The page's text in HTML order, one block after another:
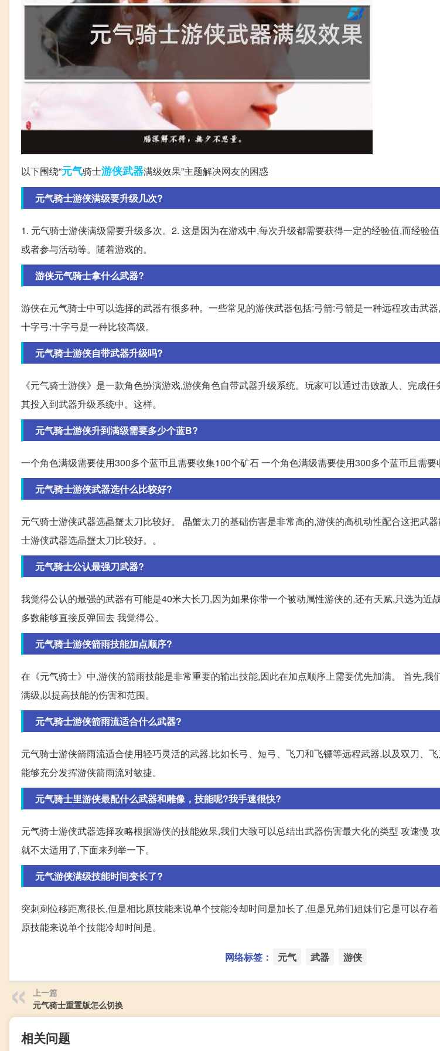
以下围绕“元气骑士游侠武器满级效果”主题解决网友的困惑
元气骑士游侠满级要升级几次?
1. 元气骑士游侠满级需要升级多次。2. 这是因为在游戏中,每次升级都需要获得一定的经验值,而经验
或者参与活动等。随着游戏的。
游侠元气骑士拿什么武器?
游侠在元气骑士中可以选择的武器有很多种。一些常见的游侠武器包括:弓箭:弓箭是一种远程攻击武器
十字弓:十字弓是一种比较高级。
元气骑士游侠自带武器升级吗?
《元气骑士游侠》是一款角色扮演游戏,游侠角色自带武器升级系统。玩家可以通过击败敌人、完成
其投入到武器升级系统中。这样。
元气骑士游侠升到满级需要多少个蓝B?
一个角色满级需要使用300多个蓝币且需要收集100个矿石 一个角色满级需要使用300多个蓝币且需
元气骑士游侠武器选什么比较好?
元气骑士游侠武器选晶蟹太刀比较好。 晶蟹太刀的基础伤害是非常高的,游侠的高机动性配合这把武
士游侠武器选晶蟹太刀比较好。。
元气骑士公认最强刀武器?
我觉得公认的最强的武器有可能是40米大长刀,因为如果你带一个被动属性游侠的,还有天赋,只选为近
多数能够直接反弹回去 我觉得公。
元气骑士游侠箭雨技能加点顺序?
在《元气骑士》中,游侠的箭雨技能是非常重要的输出技能,因此在加点顺序上需要优先加满。 首先,我
满级,以提高技能的伤害和范围。
元气骑士游侠箭雨流适合什么武器?
元气骑士游侠箭雨流适合使用轻巧灵活的武器,比如长弓、短弓、飞刀和飞镖等远程武器,以及双刀、
能够充分发挥游侠箭雨流对敏捷。
元气骑士里游侠最配什么武器和雕像，技能呢?我手速很快?
元气骑士游侠武器选择攻略根据游侠的技能效果,我们大致可以总结出武器伤害最大化的类型 攻速慢
就不太适用了,下面来列举一下。
元气游侠满级技能时间变长了?
突刺刺位移距离很长,但是相比原技能来说单个技能冷却时间是加长了,但是兄弟们姐妹们它是可以存
原技能来说单个技能冷却时间是。
网络标签： 元气 武器 游侠
上一篇
元气骑士重置版怎么切换
相关问题